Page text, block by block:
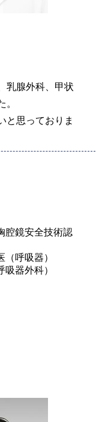
乳腺外科、甲状
と思っておりま
腔鏡安全技術認
呼吸器）
器外科）